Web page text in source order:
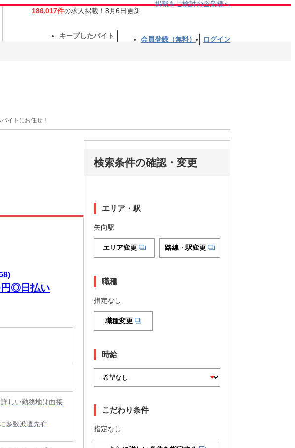
186,017件の求人掲載！8月6日更新
掲載をご検討の企業様へ
キープしたバイト 会員登録（無料） ログイン
イトにお任せ！
円◎日払い
しい勤務地は面接
多数派遣先有
検索条件の確認・変更
エリア・駅
矢向駅
エリア変更 路線・駅変更
職種
指定なし
職種変更
時給
こだわり条件
指定なし